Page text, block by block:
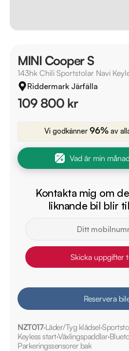
MINI Cooper S
143hk Chili Sportstolar Navi
Riddermark Järfälla
109 800 kr
Vi godkänner 96% av
Vad är min
Kontakta mig om
liknande bil blir
Skicka uppgifter
Reservera
NZT017Läder/Tyg klädsel
Keyless startVäxlingspaddlar
Parkeringssensorer bak